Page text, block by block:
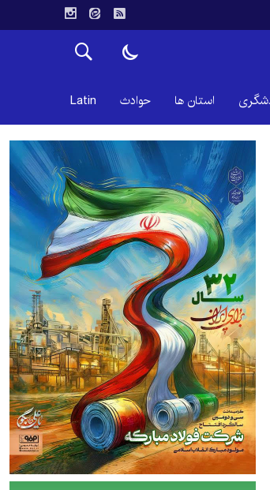
استان ها حوادث Latin